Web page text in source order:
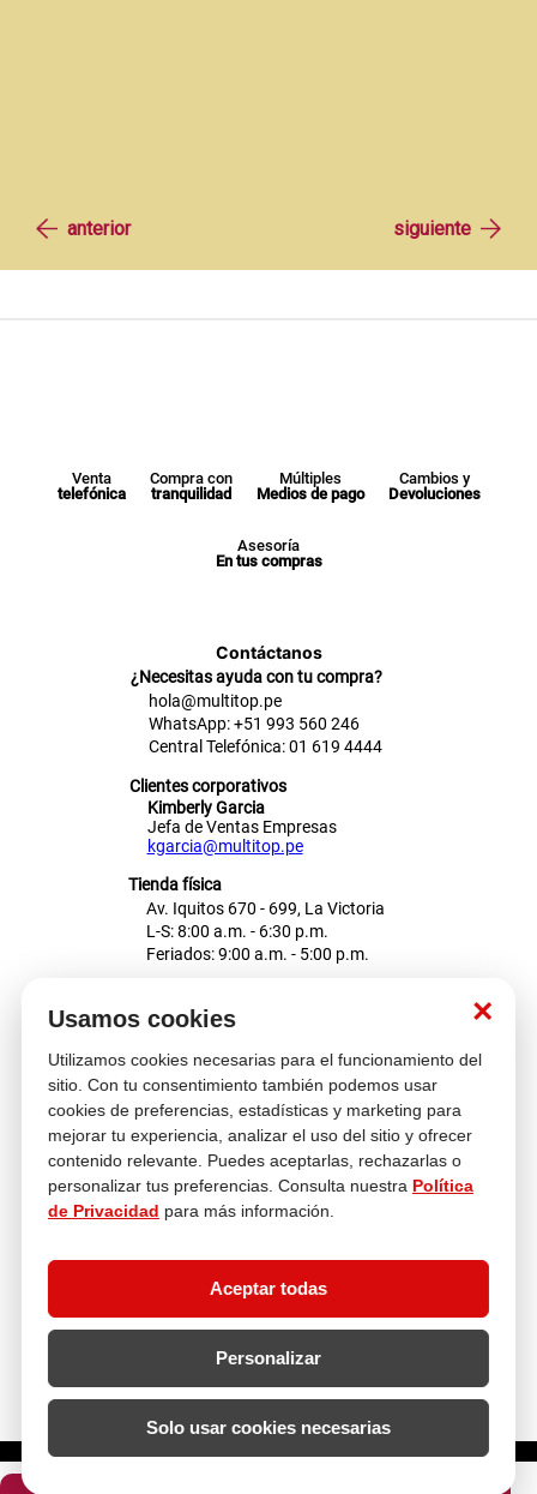
×
Usamos cookies
Utilizamos cookies necesarias para el funcionamiento del
sitio. Con tu consentimiento también podemos usar
cookies de preferencias, estadísticas y marketing para
mejorar tu experiencia, analizar el uso del sitio y ofrecer
contenido relevante. Puedes aceptarlas, rechazarlas o
personalizar tus preferencias. Consulta nuestra Política
de Privacidad para más información.
Aceptar todas
Personalizar
Solo usar cookies necesarias
Venta
telefónica
Compra con
tranquilidad
Múltiples
Medios de pago
Cambios y
Devoluciones
Asesoría
En tus compras
Contáctanos
¿Necesitas ayuda con tu compra?
hola@multitop.pe
WhatsApp: +51 993 560 246
Central Telefónica: 01 619 4444
Clientes corporativos
Kimberly Garcia
Jefa de Ventas Empresas
kgarcia@multitop.pe
Tienda física
Av. Iquitos 670 - 699, La Victoria
L-S: 8:00 a.m. - 6:30 p.m.
Feriados: 9:00 a.m. - 5:00 p.m.
Atención al cliente
Descubre más